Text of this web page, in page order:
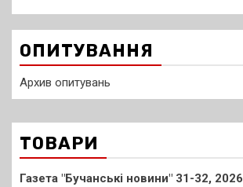
ОПИТУВАННЯ
Архив опитувань
ТОВАРИ
Газета "Бучанські новини" 31-32, 2026